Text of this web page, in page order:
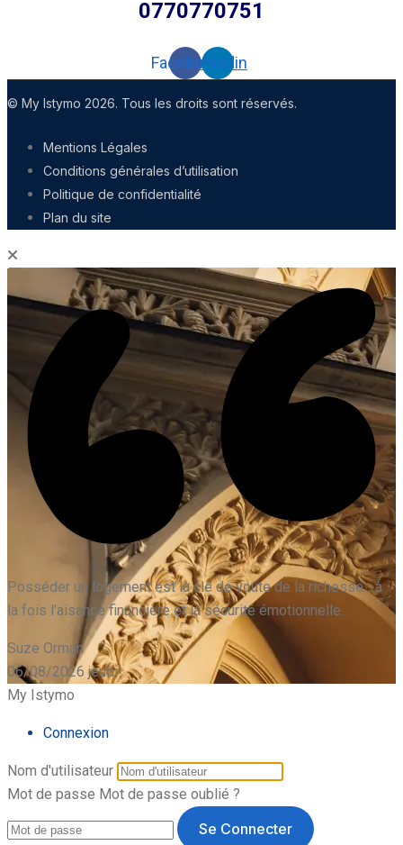
0770770751
Facebook
Linkedin
© My Istymo 2026. Tous les droits sont réservés.
Mentions Légales
Conditions générales d’utilisation
Politique de confidentialité
Plan du site
Posséder un logement est la clé de voûte de la richesse... à
la fois l'aisance financière et la sécurité émotionnelle.
Suze Orman
06/08/2026 jeudi!
My Istymo
Connexion
Nom d'utilisateur
Mot de passe Mot de passe oublié ?
Se Connecter